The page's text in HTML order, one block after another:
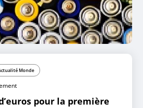
Monde
pour la première